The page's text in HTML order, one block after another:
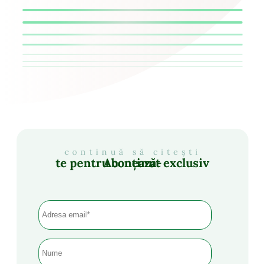
continuă să citești
Abonează-te pentru conținut exclusiv